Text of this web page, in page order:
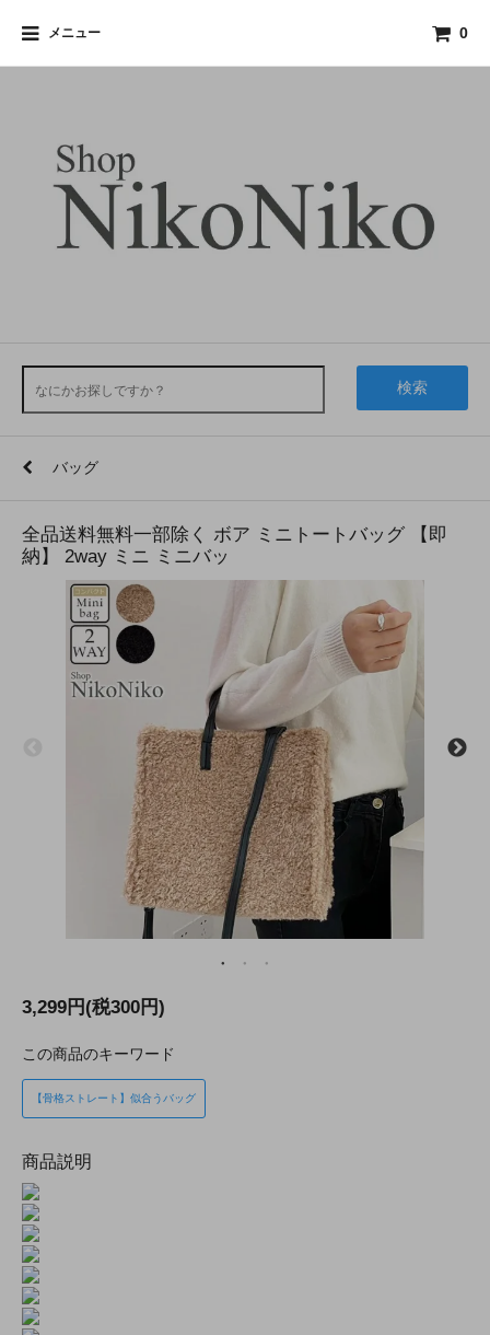
メニュー 0
検索
バッグ
全品送料無料一部除く ボア ミニトートバッグ 【即
納】 2way ミニ ミニバッ
3,299円(税300円)
この商品のキーワード
【骨格ストレート】似合うバッグ
商品説明